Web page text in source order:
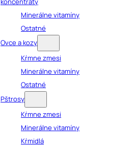
Minerálne vitamíny
Ostatné
Ovce a kozy
Kŕmne zmesi
Minerálne vitamíny
Ostatné
Pštrosy
Kŕmne zmesi
Minerálne vitamíny
Kŕmidlá